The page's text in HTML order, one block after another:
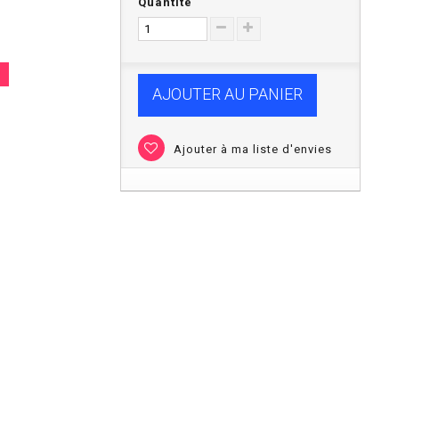
AJOUTER AU PANIER
Ajouter à ma liste d'envies